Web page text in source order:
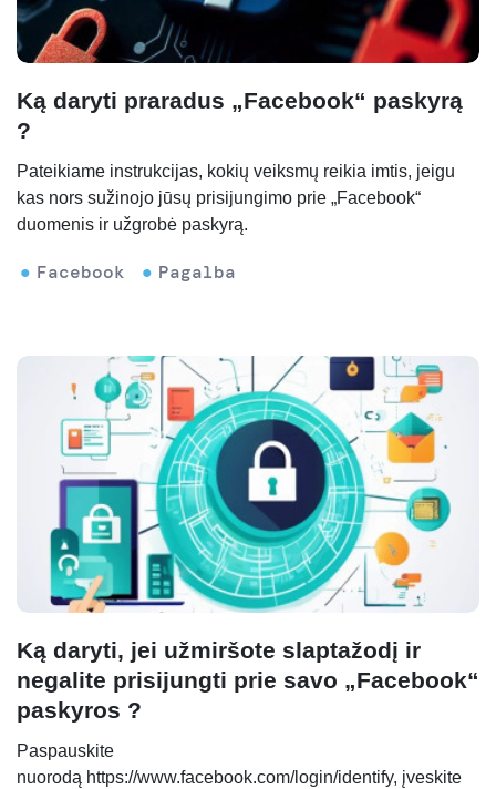
Ką daryti praradus „Facebook“ paskyrą
?
Pateikiame instrukcijas, kokių veiksmų reikia imtis, jeigu
kas nors sužinojo jūsų prisijungimo prie „Facebook“
duomenis ir užgrobė paskyrą.
Facebook Pagalba
Ką daryti, jei užmiršote slaptažodį ir
negalite prisijungti prie savo „Facebook“
paskyros ?
Paspauskite
nuorodą https://www.facebook.com/login/identify, įveskite